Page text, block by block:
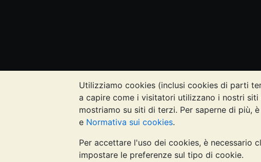
Utilizziamo cookies (inclusi cookies di parti
a capire come i visitatori utilizzano i nostri
mostriamo su siti di terzi. Per saperne di più,
e Normativa sui cookies.
Per accettare l'uso dei cookies, è necessario
impostare le preferenze sul tipo di cookie.
NOTA BENE: Il valore dei metalli preziosi può
quanto contenuto nei siti web di BullionVault
rivolgersi a un professionista per stabilire se
Galmarley Ltd, trading acome BullionVault,